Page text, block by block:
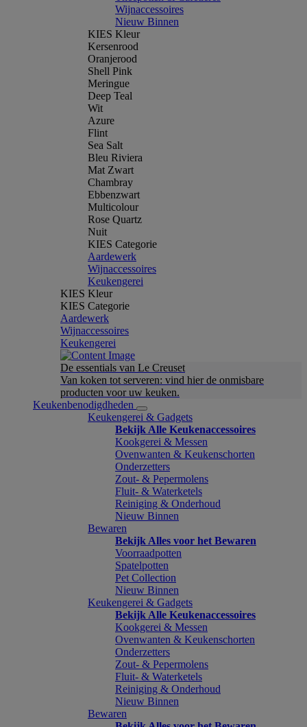
Wijnaccessoires
Nieuw Binnen
KIES Kleur
Kersenrood
Oranjerood
Shell Pink
Meringue
Deep Teal
Wit
Azure
Flint
Sea Salt
Bleu Riviera
Mat Zwart
Chambray
Ebbenzwart
Multicolour
Rose Quartz
Nuit
KIES Categorie
Aardewerk
Wijnaccessoires
Keukengerei
KIES Kleur
KIES Categorie
Aardewerk
Wijnaccessoires
Keukengerei
De essentials van Le Creuset
Van koken tot serveren: vind hier de onmisbare
producten voor uw keuken.
Keukenbenodigdheden
Keukengerei & Gadgets
Bekijk Alle Keukenaccessoires
Kookgerei & Messen
Ovenwanten & Keukenschorten
Onderzetters
Zout- & Pepermolens
Fluit- & Waterketels
Reiniging & Onderhoud
Nieuw Binnen
Bewaren
Bekijk Alles voor het Bewaren
Voorraadpotten
Spatelpotten
Pet Collection
Nieuw Binnen
Keukengerei & Gadgets
Bekijk Alle Keukenaccessoires
Kookgerei & Messen
Ovenwanten & Keukenschorten
Onderzetters
Zout- & Pepermolens
Fluit- & Waterketels
Reiniging & Onderhoud
Nieuw Binnen
Bewaren